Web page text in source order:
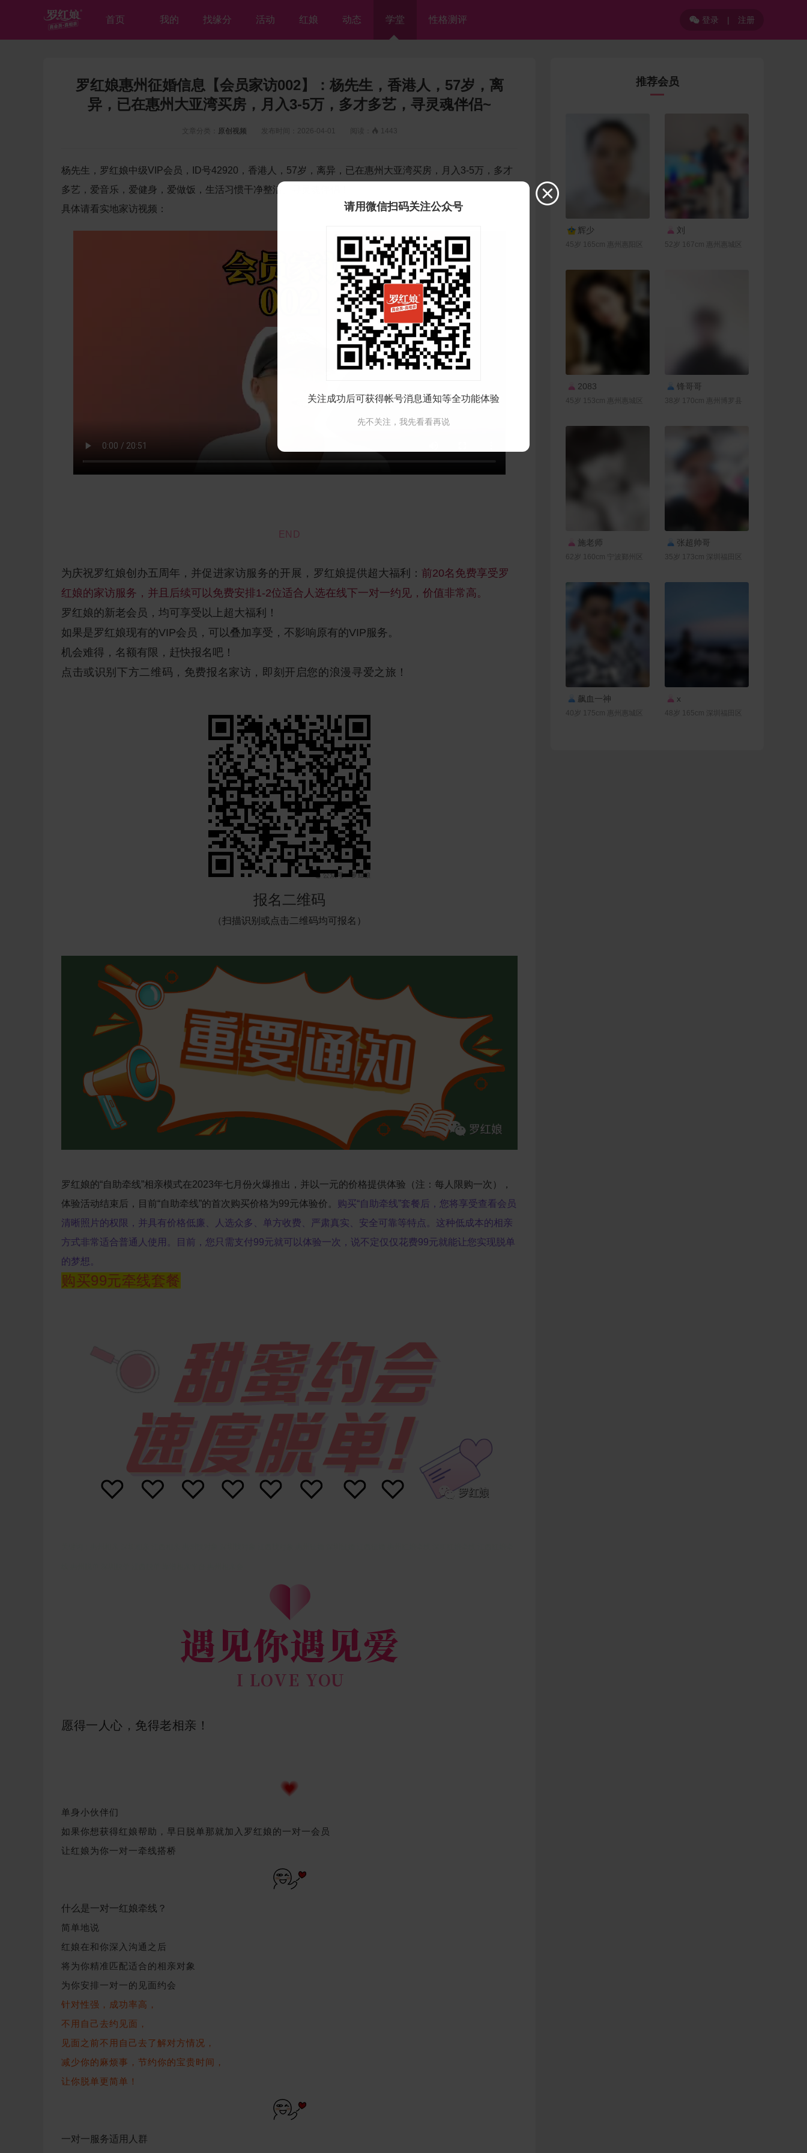
首页 我的 找缘分 活动 红娘 动态 学堂 性格测评 登录 | 注册
罗红娘惠州征婚信息【会员家访002】：杨先生，香港人，57岁，离
异，已在惠州大亚湾买房，月入3-5万，多才多艺，寻灵魂伴侣~
文章分类： 原创视频 发布时间：2026-04-01 阅读：  1443
杨先生，罗红娘中级VIP会员，ID号42920，香港人，57岁，离异，已在惠州大亚湾买房，月入3-5万，多才
多艺，爱音乐，爱健身，爱做饭，生活习惯干净整洁。寻灵魂伴侣！
具体请看实地家访视频：
END
为庆祝罗红娘创办五周年，并促进家访服务的开展， 罗红娘提供超大福利： 前20名免费享受罗
红娘的家访服务，并且后续可以免费安排1-2位适合人选在线下一对一约见，价值非常高。
罗红娘的新老会员，均可享受以上超大福利！
如果是罗红娘现有的VIP会员，可以叠加享受，不影响原有的VIP服务。
机会难得，名额有限，赶快报名吧！
点击或识别下方二维码，免费报名家访，即刻开启您的浪漫寻爱之旅！
报名二维码
（扫描识别或点击二维码均可报名）
罗红娘的“自助牵线”相亲模式在2023年七月份火爆推出，并以一元的价格提供体验（注：每人限购一次），
体验活动结束后，目前“自助牵线”的首次购买价格为99元体验价。
购买“自助牵线”套餐后，您将享受查看会员
清晰照片的权限，并具有价格低廉、人选众多、单方收费、严肃真实、安全可靠等特点。这种低成本的相亲
方式非常适合普通人使用。
目前，您只需支付99元就可以体验一次，说不定仅仅花费99元就能让您实现脱单
的梦想。
购买99元牵线套餐
愿得一人心，免得老相亲！
单身小伙伴们
如果你想获得红娘帮助，早日脱单那就加入罗红娘的一对一会员
让红娘为你一对一牵线搭桥
什么是一对一红娘牵线？
简单地说
红娘在和你深入沟通之后
将为你精准匹配适合的相亲对象
为你安排一对一的见面约会
针对性强，成功率高，
不用自己去约见面，
见面之前不用自己去了解对方情况，
减少你的麻烦事，节约你的宝贵时间，
让你脱单更简单！
一对一服务适用人群
推荐会员
辉少
45岁 165cm 惠州惠阳区
刘
52岁 167cm 惠州惠城区
联系Ta
2083
45岁 153cm 惠州惠城区
联系Ta
锋哥哥
38岁 170cm 惠州博罗县
联系Ta
施老师
62岁 160cm 宁波鄞州区
联系Ta
张超帅哥
35岁 173cm 深圳福田区
联系Ta
飙血一神
40岁 175cm 惠州惠城区
x
48岁 165cm 深圳福田区

请用微信扫码关注公众号
关注成功后可获得帐号消息通知等全功能体验
先不关注，我先看看再说